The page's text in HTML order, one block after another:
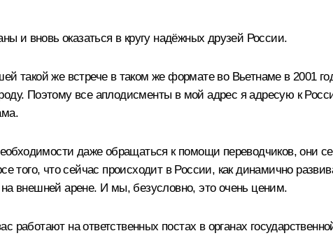
и вновь оказаться в кругу надёжных друзей России.
такой же встречев таком же формате во Вьетнаме в 2001
Поэтому все аплодисменты в мой адрес я адресую к
даже обращаться к помощи переводчиков, они
того, что сейчас происходит в России, как динамично
внешней арене. И мы, безусловно, это очень ценим.
работают на ответственных постах в органах